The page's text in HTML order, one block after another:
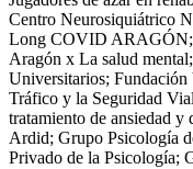
Centro Neurosiquiátrico
Long COVID ARAGÓN;
Aragón x La salud
Universitarios;
Tráfico y la Seguridad
tratamiento de ansiedad
Ardid; Grupo Psicología
Privado de la Psicología;